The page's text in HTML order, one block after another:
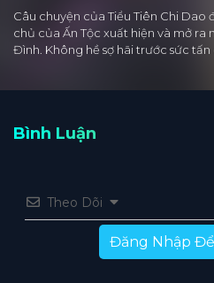
Câu chuyện của Tiểu Tiên Chi
chủ của Ấn Tộc xuất hiện và mở ra
Đình. Không hề sợ hãi trước sức tấn
Bình Luận
Theo Dõi
Đăng Nhập